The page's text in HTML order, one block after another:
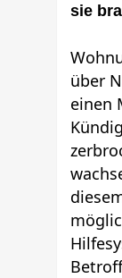
sie
über
einen